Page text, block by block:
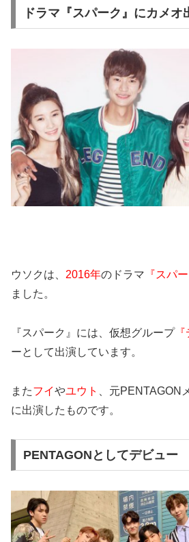
ドラマ『スパーク』にカメオ
ウソクは、 2016年のドラマ 『スパー
ました。
『スパーク』には、仮想グループ『
ーとして出演しています。
またフイやユウト 、元PENTAGON
に出演したものです。
PENTAGONとしてデビュー